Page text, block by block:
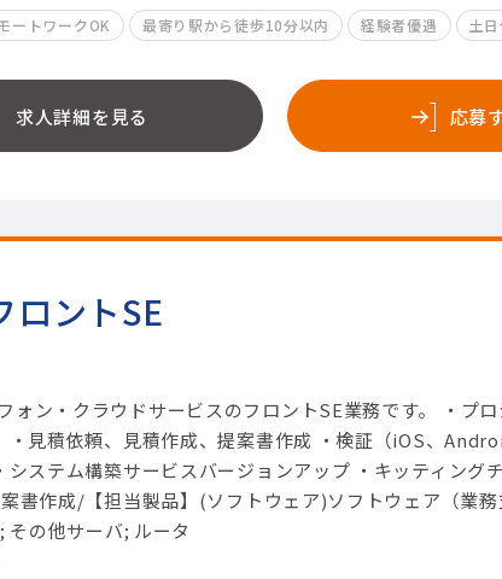
ートワークOK 最寄り駅から徒歩10分以内 経験者優遇 土
求人詳細を見る 応募
ロントSE
ォン・クラウドサービスのフロントSE業務です。 ・プロ
見積依頼、見積作成、提案書作成 ・検証（iOS、
システム構築サービスバージョンアップ ・キッティング
書作成/【担当製品】(ソフトウェア)ソフトウェア（業
その他サーバ; ルータ